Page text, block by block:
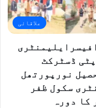
علاقائی
ڈسٹرکٹ
نورپورتھل
سکول ظفر
کا دورہ